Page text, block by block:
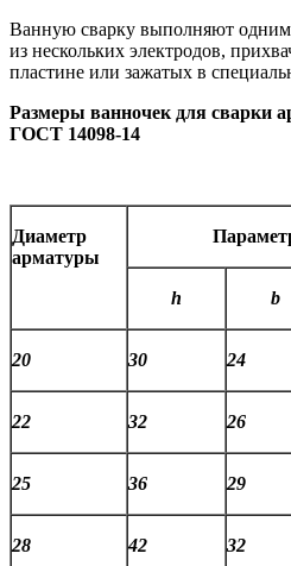
Ванную сварку выполняют одним
из нескольких электродов,
пластине или зажатых в
Размеры ванночек для сварки
ГОСТ 14098-14
Диаметр
арматуры
h b
20 30 24
22 32 26
25 36 29
28 42 32